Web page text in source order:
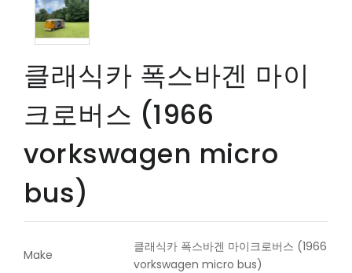
클래식카 폭스바겐 마이
크로버스 (1966
vorkswagen micro
bus)
Make
클래식카 폭스바겐 마이크로버스 (1966
vorkswagen micro bus)